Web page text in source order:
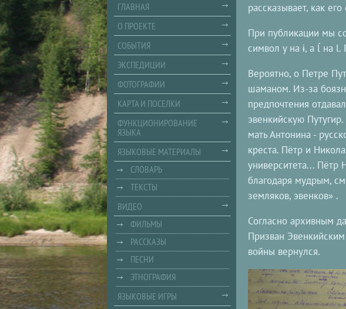
рассказывает, как
При публикации мы
символ y на ɨ, а ĺ на
Вероятно, о Петре
шаманом. Из-за
предпочтения
эвенкийскую
мать Антонина -
креста. Пётр и
университета... Пётр
благодаря мудрым,
земляков, эвенков» .
Согласно архивным
Призван
войны вернулся.
ГЛАВНАЯ
О ПРОЕКТЕ
СОБЫТИЯ
ЭКСПЕДИЦИИ
ФОТОГРАФИИ
КАРТА И ПОСЕЛКИ
ФУНКЦИОНИРОВАНИЕ
ЯЗЫКА
ЯЗЫКОВЫЕ МАТЕРИАЛЫ
СЛОВАРЬ
ТЕКСТЫ
ВИДЕО
ФИЛЬМЫ
РАССКАЗЫ
ПЕСНИ
ЭТНОГРАФИЯ
ЯЗЫКОВЫЕ ИГРЫ